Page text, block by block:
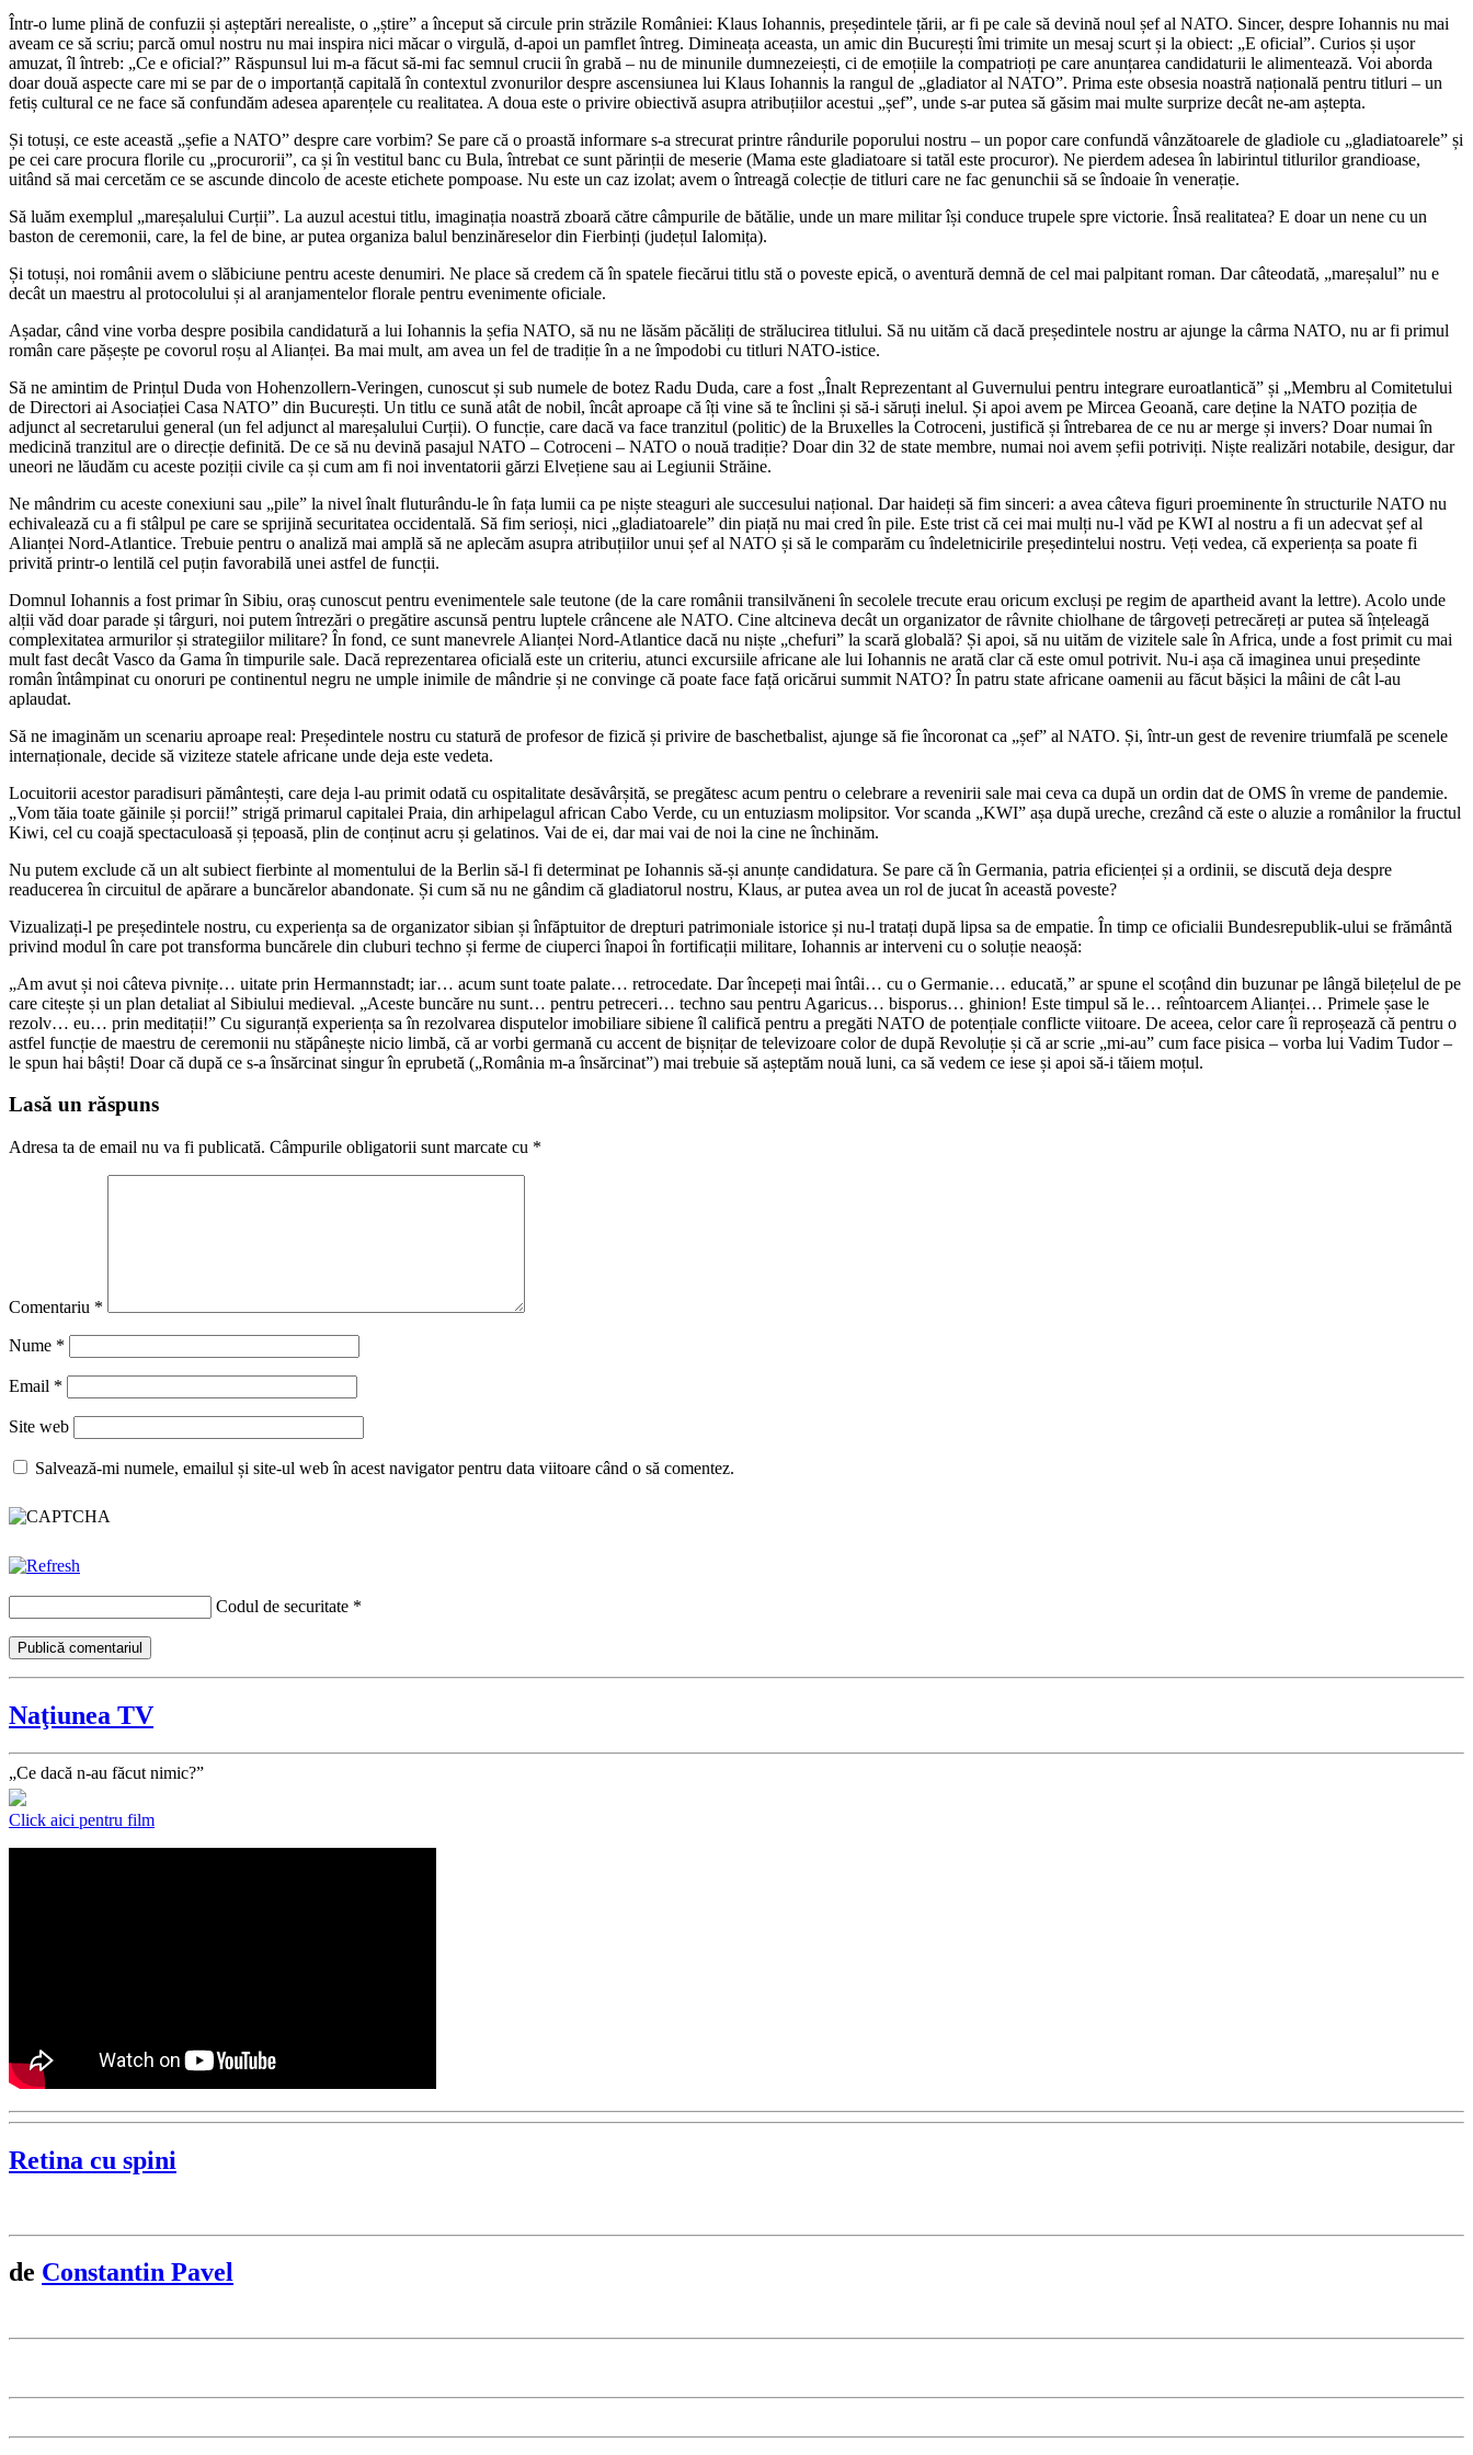
Într-o lume plină de confuzii și așteptări nerealiste, o „știre” a început să circule prin străzile României: Klaus Iohannis, președintele țării, ar fi pe cale să devină noul șef al NATO. Sincer, despre Iohannis nu mai
aveam ce să scriu; parcă omul nostru nu mai inspira nici măcar o virgulă, d-apoi un pamflet întreg. Dimineața aceasta, un amic din București îmi trimite un mesaj scurt și la obiect: „E oficial”. Curios și ușor
amuzat, îl întreb: „Ce e oficial?” Răspunsul lui m-a făcut să-mi fac semnul crucii în grabă – nu de minunile dumnezeiești, ci de emoțiile la compatrioți pe care anunțarea candidaturii le alimentează. Voi aborda
doar două aspecte care mi se par de o importanță capitală în contextul zvonurilor despre ascensiunea lui Klaus Iohannis la rangul de „gladiator al NATO”. Prima este obsesia noastră națională pentru titluri – un
fetiș cultural ce ne face să confundăm adesea aparențele cu realitatea. A doua este o privire obiectivă asupra atribuțiilor acestui „șef”, unde s-ar putea să găsim mai multe surprize decât ne-am aștepta.
Și totuși, ce este această „șefie a NATO” despre care vorbim? Se pare că o proastă informare s-a strecurat printre rândurile poporului nostru – un popor care confundă vânzătoarele de gladiole cu „gladiatoarele” și
pe cei care procura florile cu „procurorii”, ca și în vestitul banc cu Bula, întrebat ce sunt părinții de meserie (Mama este gladiatoare si tatăl este procuror). Ne pierdem adesea în labirintul titlurilor grandioase,
uitând să mai cercetăm ce se ascunde dincolo de aceste etichete pompoase. Nu este un caz izolat; avem o întreagă colecție de titluri care ne fac genunchii să se îndoaie în venerație.
Să luăm exemplul „mareșalului Curții”. La auzul acestui titlu, imaginația noastră zboară către câmpurile de bătălie, unde un mare militar își conduce trupele spre victorie. Însă realitatea? E doar un nene cu un
baston de ceremonii, care, la fel de bine, ar putea organiza balul benzinăreselor din Fierbinți (județul Ialomița).
Și totuși, noi românii avem o slăbiciune pentru aceste denumiri. Ne place să credem că în spatele fiecărui titlu stă o poveste epică, o aventură demnă de cel mai palpitant roman. Dar câteodată, „mareșalul” nu e
decât un maestru al protocolului și al aranjamentelor florale pentru evenimente oficiale.
Așadar, când vine vorba despre posibila candidatură a lui Iohannis la șefia NATO, să nu ne lăsăm păcăliți de strălucirea titlului. Să nu uităm că dacă președintele nostru ar ajunge la cârma NATO, nu ar fi primul
român care pășește pe covorul roșu al Alianței. Ba mai mult, am avea un fel de tradiție în a ne împodobi cu titluri NATO-istice.
Să ne amintim de Prințul Duda von Hohenzollern-Veringen, cunoscut și sub numele de botez Radu Duda, care a fost „Înalt Reprezentant al Guvernului pentru integrare euroatlantică” și „Membru al Comitetului
de Directori ai Asociației Casa NATO” din București. Un titlu ce sună atât de nobil, încât aproape că îți vine să te înclini și să-i săruți inelul. Și apoi avem pe Mircea Geoană, care deține la NATO poziția de
adjunct al secretarului general (un fel adjunct al mareșalului Curții). O funcție, care dacă va face tranzitul (politic) de la Bruxelles la Cotroceni, justifică și întrebarea de ce nu ar merge și invers? Doar numai în
medicină tranzitul are o direcție definită. De ce să nu devină pasajul NATO – Cotroceni – NATO o nouă tradiție? Doar din 32 de state membre, numai noi avem șefii potriviți. Niște realizări notabile, desigur, dar
uneori ne lăudăm cu aceste poziții civile ca și cum am fi noi inventatorii gărzi Elvețiene sau ai Legiunii Străine.
Ne mândrim cu aceste conexiuni sau „pile” la nivel înalt fluturându-le în fața lumii ca pe niște steaguri ale succesului național. Dar haideți să fim sinceri: a avea câteva figuri proeminente în structurile NATO nu
echivalează cu a fi stâlpul pe care se sprijină securitatea occidentală. Să fim serioși, nici „gladiatoarele” din piață nu mai cred în pile. Este trist că cei mai mulți nu-l văd pe KWI al nostru a fi un adecvat șef al
Alianței Nord-Atlantice. Trebuie pentru o analiză mai amplă să ne aplecăm asupra atribuțiilor unui șef al NATO și să le comparăm cu îndeletnicirile președintelui nostru. Veți vedea, că experiența sa poate fi
privită printr-o lentilă cel puțin favorabilă unei astfel de funcții.
Domnul Iohannis a fost primar în Sibiu, oraș cunoscut pentru evenimentele sale teutone (de la care românii transilvăneni în secolele trecute erau oricum excluși pe regim de apartheid avant la lettre). Acolo unde
alții văd doar parade și târguri, noi putem întrezări o pregătire ascunsă pentru luptele crâncene ale NATO. Cine altcineva decât un organizator de râvnite chiolhane de târgoveți petrecăreți ar putea să înțeleagă
complexitatea armurilor și strategiilor militare? În fond, ce sunt manevrele Alianței Nord-Atlantice dacă nu niște „chefuri” la scară globală? Și apoi, să nu uităm de vizitele sale în Africa, unde a fost primit cu mai
mult fast decât Vasco da Gama în timpurile sale. Dacă reprezentarea oficială este un criteriu, atunci excursiile africane ale lui Iohannis ne arată clar că este omul potrivit. Nu-i așa că imaginea unui președinte
român întâmpinat cu onoruri pe continentul negru ne umple inimile de mândrie și ne convinge că poate face față oricărui summit NATO? În patru state africane oamenii au făcut bășici la mâini de cât l-au
aplaudat.
Să ne imaginăm un scenariu aproape real: Președintele nostru cu statură de profesor de fizică și privire de baschetbalist, ajunge să fie încoronat ca „șef” al NATO. Și, într-un gest de revenire triumfală pe scenele
internaționale, decide să viziteze statele africane unde deja este vedeta.
Locuitorii acestor paradisuri pământești, care deja l-au primit odată cu ospitalitate desăvârșită, se pregătesc acum pentru o celebrare a revenirii sale mai ceva ca după un ordin dat de OMS în vreme de pandemie.
„Vom tăia toate găinile și porcii!” strigă primarul capitalei Praia, din arhipelagul african Cabo Verde, cu un entuziasm molipsitor. Vor scanda „KWI” așa după ureche, crezând că este o aluzie a românilor la fructul
Kiwi, cel cu coajă spectaculoasă și țepoasă, plin de conținut acru și gelatinos. Vai de ei, dar mai vai de noi la cine ne închinăm.
Nu putem exclude că un alt subiect fierbinte al momentului de la Berlin să-l fi determinat pe Iohannis să-și anunțe candidatura. Se pare că în Germania, patria eficienței și a ordinii, se discută deja despre
readucerea în circuitul de apărare a buncărelor abandonate. Și cum să nu ne gândim că gladiatorul nostru, Klaus, ar putea avea un rol de jucat în această poveste?
Vizualizați-l pe președintele nostru, cu experiența sa de organizator sibian și înfăptuitor de drepturi patrimoniale istorice și nu-l tratați după lipsa sa de empatie. În timp ce oficialii Bundesrepublik-ului se frământă
privind modul în care pot transforma buncărele din cluburi techno și ferme de ciuperci înapoi în fortificații militare, Iohannis ar interveni cu o soluție neaoșă:
„Am avut și noi câteva pivnițe… uitate prin Hermannstadt; iar… acum sunt toate palate… retrocedate. Dar începeți mai întâi… cu o Germanie… educată,” ar spune el scoțând din buzunar pe lângă bilețelul de pe
care citește și un plan detaliat al Sibiului medieval. „Aceste buncăre nu sunt… pentru petreceri… techno sau pentru Agaricus… bisporus… ghinion! Este timpul să le… reîntoarcem Alianței… Primele șase le
rezolv… eu… prin meditații!” Cu siguranță experiența sa în rezolvarea disputelor imobiliare sibiene îl califică pentru a pregăti NATO de potențiale conflicte viitoare. De aceea, celor care îi reproșează că pentru o
astfel funcție de maestru de ceremonii nu stăpânește nicio limbă, că ar vorbi germană cu accent de bișnițar de televizoare color de după Revoluție și că ar scrie „mi-au” cum face pisica – vorba lui Vadim Tudor –
le spun hai bâști! Doar că după ce s-a însărcinat singur în eprubetă („România m-a însărcinat”) mai trebuie să așteptăm nouă luni, ca să vedem ce iese și apoi să-i tăiem moțul.
Lasă un răspuns
Adresa ta de email nu va fi publicată. Câmpurile obligatorii sunt marcate cu *
Comentariu *
Nume *
Email *
Site web
Salvează-mi numele, emailul și site-ul web în acest navigator pentru data viitoare când o să comentez.
Codul de securitate *
Naţiunea TV
„Ce dacă n-au făcut nimic?”
Click aici pentru film
Retina cu spini
de Constantin Pavel